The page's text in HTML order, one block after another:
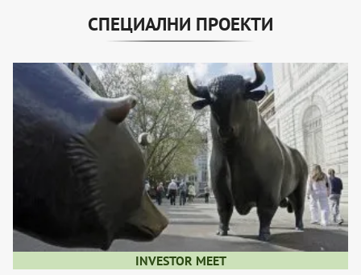
СПЕЦИАЛНИ ПРОЕКТИ
INVESTOR MEET